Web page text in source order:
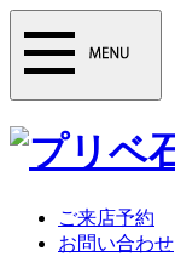
ご来店予約
お問い合わせ